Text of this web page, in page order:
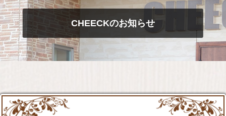
CHEECKのお知らせ